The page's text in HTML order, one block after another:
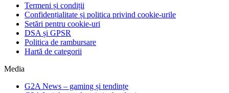
Termeni și condiții
Confidențialitate și politica privind cookie-urile
Setări pentru cookie-uri
DSA și GPSR
Politica de rambursare
Hartă de categorii
Media
G2A News – gaming și tendințe